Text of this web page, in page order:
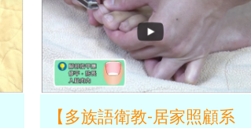
【多族語衛教-居家照顧系